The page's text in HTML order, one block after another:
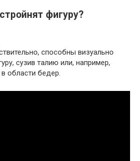
фигуру?
способны визуально
сузив талию или, например,
области бедер.